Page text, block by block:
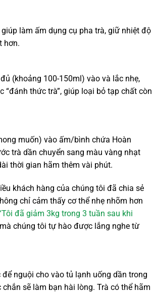
làm ấm dụng cụ pha trà, giữ nhiệt độ
hơn.
(khoảng 100-150ml) vào và lắc nhẹ,
thức trà”, giúp loại bỏ tạp chất còn
muốn) vào ấm/bình chứa Hoàn
trà dần chuyển sang màu vàng nhạt
thời gian hãm thêm vài phút.
khách hàng của chúng tôi đã chia sẻ
chỉ cảm thấy cơ thể nhẹ nhõm hơn
đã giảm 3kg trong 3 tuần sau khi
chúng tôi tự hào được lắng nghe từ
nguội cho vào tủ lạnh uống dần trong
sẽ làm bạn hài lòng. Trà có thể hãm